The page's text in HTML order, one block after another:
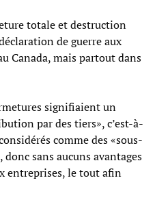
totale et destruction
de guerre aux
Canada, mais partout dans
signifiaient un
par des tiers», c’est-à-
comme des «sous-
sans aucuns avantages
entreprises, le tout afin